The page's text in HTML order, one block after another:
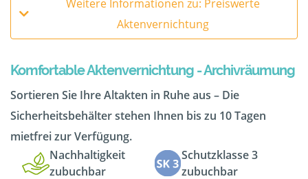
Weitere Informationen zu: Preiswerte
Aktenvernichtung
Komfortable Aktenvernichtung - Archivräumung
Sortieren Sie Ihre Altakten in Ruhe aus – Die
Sicherheitsbehälter stehen Ihnen bis zu 10 Tagen
mietfrei zur Verfügung.
Nachhaltigkeit
zubuchbar
Schutzklasse 3
zubuchbar